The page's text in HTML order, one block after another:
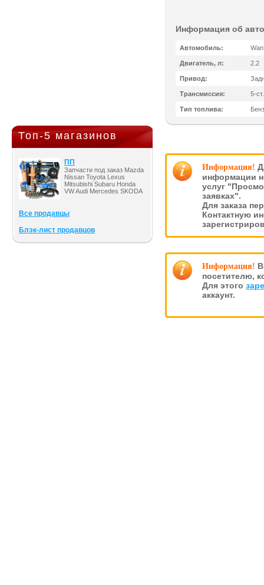
Топ-5 магазинов
ПП
Запчасти под заказ Mazda
Nissan Toyota Lexus
Mitsubishi Subaru Honda
VW Audi Mercedes SKODA
Все продавцы
Блэк-лист продавцов
Информация об
Автомобиль:
Двигатель, л: 2.2
Привод:
Трансмиссия: 5-
Тип топлива:
Информация!
информации
услуг
заявках".
Для заказа
Контактную
Информация!
посетителю,
Для этого
аккаунт.